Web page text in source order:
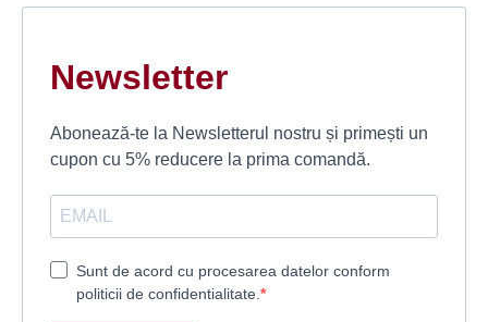
Newsletter
Abonează-te la Newsletterul nostru și primești un
cupon cu 5% reducere la prima comandă.
Sunt de acord cu procesarea datelor conform
politicii de confidentialitate.